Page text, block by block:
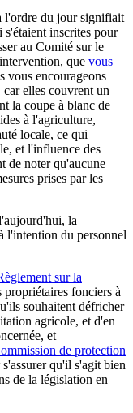
l'ordre du jour signifiait
s'étaient inscrites pour
au Comité sur le
que vous
vous encourageons
elles couvrent un
la coupe à blanc de
à l'agriculture,
locale, ce qui
et l'influence des
de noter qu'aucune
prises par les
la
l'intention du personnel
sur la
fonciers à
souhaitent défricher
agricole, et d'en
et
de protection
qu'il s'agit bien
de la législation en